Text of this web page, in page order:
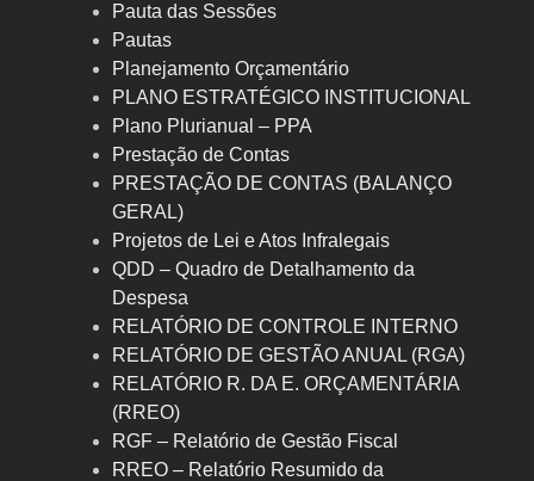
Pauta das Sessões
Pautas
Planejamento Orçamentário
PLANO ESTRATÉGICO INSTITUCIONAL
Plano Plurianual – PPA
Prestação de Contas
PRESTAÇÃO DE CONTAS (BALANÇO
GERAL)
Projetos de Lei e Atos Infralegais
QDD – Quadro de Detalhamento da
Despesa
RELATÓRIO DE CONTROLE INTERNO
RELATÓRIO DE GESTÃO ANUAL (RGA)
RELATÓRIO R. DA E. ORÇAMENTÁRIA
(RREO)
RGF – Relatório de Gestão Fiscal
RREO – Relatório Resumido da